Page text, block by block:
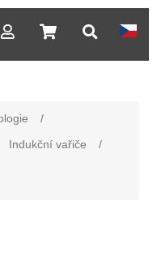
/
Indukční vařiče
/